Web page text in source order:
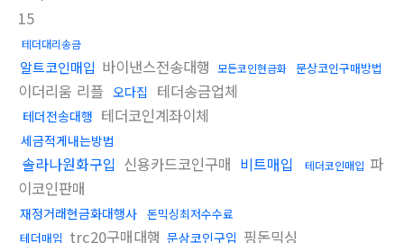
15
테더대리송금
알트코인매입 바이낸스전송대행 모든코인현금화 문상코인구매방법
이더리움 리플 오다집 테더송금업체
테더전송대행 테더코인계좌이체
세금적게내는방법
솔라나원화구입 신용카드코인구매 비트매입 테더코인매입 파
이코인판매
재정거래현금화대행사 돈믹싱최저수수료
테더매입 trc20구매대행 문상코인구입 핑돈믹싱